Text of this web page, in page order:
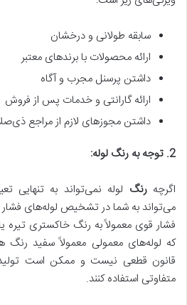
سابقه طولانی و درخشان
ارائه محصولات با برندهای معتبر
داشتن پرسنل مجرب و آگاه
ارائه گارانتی و خدمات پس از فروش
داشتن مجوزهای لازم از مراجع
2. توجه به رنگ لوله:
اگرچهرنگ لوله نمی‌تواند به تنهایی
می‌تواند به شما در تشخیص لوله‌های
فشار قوی معمولاً به رنگ خاکستری تیره
که لوله‌های معمولی معمولاً سفید
قانون قطعی نیست و ممکن است
متفاوتی استفاده کنند.